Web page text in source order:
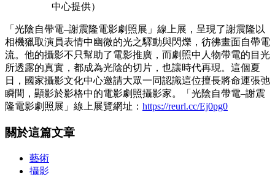
中心提供）
「光陰自帶電–謝震隆電影劇照展」線上展，呈現了謝震隆以
相機獵取演員表情中幽微的光之驛動與閃爍，彷彿畫面自帶電
流。他的攝影不只幫助了電影推廣，而劇照中人物帶電的目光
所透露的真實，都成為光陰的切片，也讓時代再現。這個夏
日，國家攝影文化中心邀請大眾一同認識這位擅長將命運張弛
瞬間，顯影於影格中的電影劇照攝影家。「光陰自帶電–謝震
隆電影劇照展」線上展覽網址： https://reurl.cc/Ej0pg0
關於這篇文章
藝術
攝影